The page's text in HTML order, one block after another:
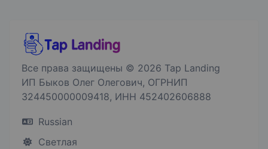
Все права защищены © 2026 Tap Landing
ИП Быков Олег Олегович, ОГРНИП
324450000009418, ИНН 452402606888
Russian
Светлая